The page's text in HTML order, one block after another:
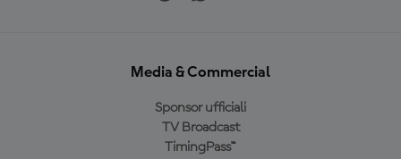
Media & Commercial
Sponsor ufficiali
TV Broadcast
TimingPass™